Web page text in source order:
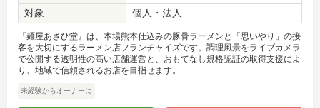
対象 個人・法人
『麺屋あさひ堂』は、本場熊本仕込みの豚骨ラーメンと「思いやり」の接
客を大切にするラーメン店フランチャイズです。調理風景をライブカメラ
で公開する透明性の高い店舗運営と、おもてなし規格認証の取得支援によ
り、地域で信頼されるお店を目指せます。
未経験からオーナーに